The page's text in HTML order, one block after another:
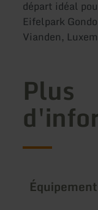
départ idéal
Eifelpark
Vianden,
Plus